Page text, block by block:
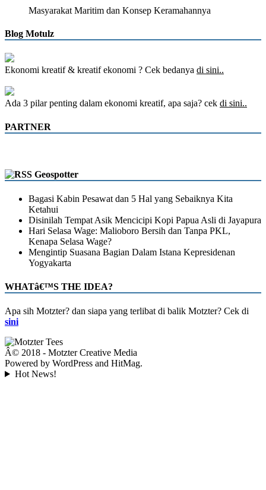
Masyarakat Maritim dan Konsep Keramahannya
Blog Motulz
Ekonomi kreatif & kreatif ekonomi ? Cek bedanya di sini..
Ada 3 pilar penting dalam ekonomi kreatif, apa saja? cek di sini..
PARTNER
Geospotter
Bagasi Kabin Pesawat dan 5 Hal yang Sebaiknya Kita
Ketahui
Disinilah Tempat Asik Mencicipi Kopi Papua Asli di Jayapura
Hari Selasa Wage: Malioboro Bersih dan Tanpa PKL,
Kenapa Selasa Wage?
Mengintip Suasana Bagian Dalam Istana Kepresidenan
Yogyakarta
WHATâ€™S THE IDEA?
Apa sih Motzter? dan siapa yang terlibat di balik Motzter? Cek di
sini
Â© 2018 - Motzter Creative Media
Powered by WordPress and HitMag.
Hot News!